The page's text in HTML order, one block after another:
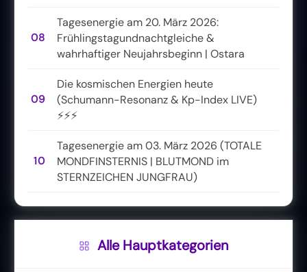
08
Tagesenergie am 20. März 2026:
Frühlingstagundnachtgleiche &
wahrhaftiger Neujahrsbeginn | Ostara
09
Die kosmischen Energien heute
(Schumann-Resonanz & Kp-Index LIVE)
⚡⚡⚡
10
Tagesenergie am 03. März 2026 (TOTALE
MONDFINSTERNIS | BLUTMOND im
STERNZEICHEN JUNGFRAU)
Alle Hauptkategorien